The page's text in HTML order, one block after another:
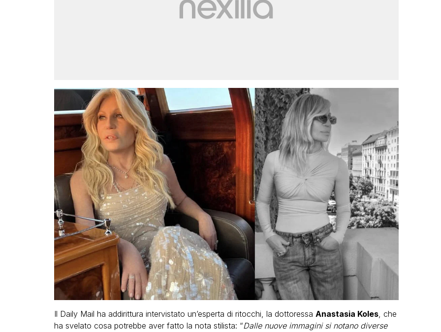
Il Daily Mail ha addirittura intervistato un’esperta di ritocchi, la dottoressa Anastasia Koles, che
ha svelato cosa potrebbe aver fatto la nota stilista: “Dalle nuove immagini si notano diverse